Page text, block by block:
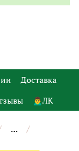
Доставка
🙍‍♂️ЛК
...